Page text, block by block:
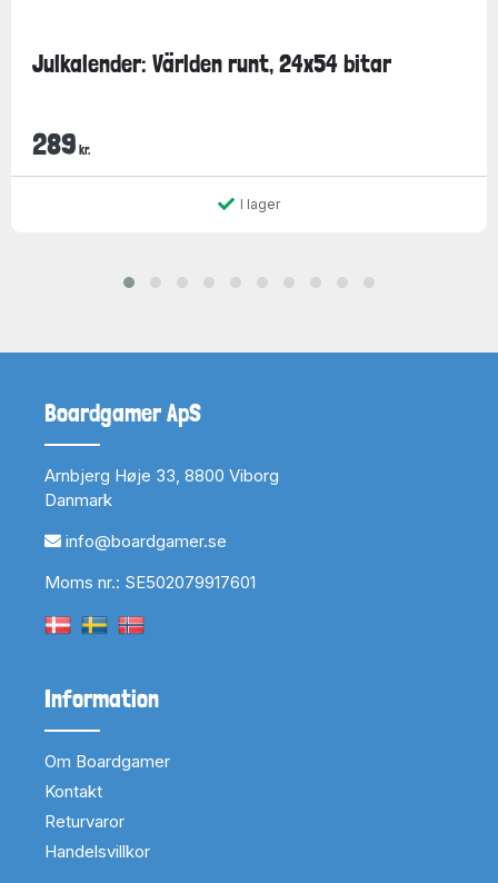
Julkalender: Världen runt, 24x54 bitar
289 kr.
I lager
Boardgamer ApS
Arnbjerg Høje 33, 8800 Viborg
Danmark
info@boardgamer.se
Moms nr.: SE502079917601
Information
Om Boardgamer
Kontakt
Returvaror
Handelsvillkor